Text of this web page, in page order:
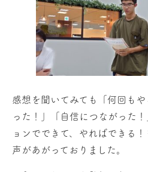
感想を聞いてみても「何回も
った！」「自信につながった
ョンでできて、やればできる
声があがっておりました。